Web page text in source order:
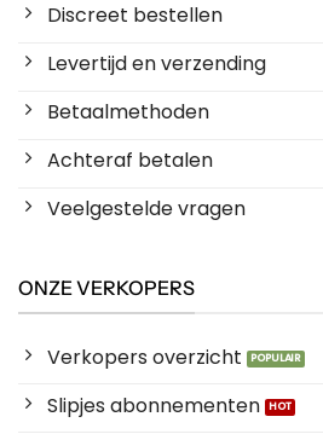
Discreet bestellen
Levertijd en verzending
Betaalmethoden
Achteraf betalen
Veelgestelde vragen
ONZE VERKOPERS
Verkopers overzicht
Slipjes abonnementen